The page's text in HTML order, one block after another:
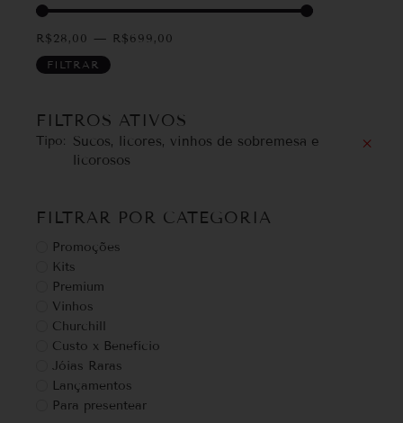
R$28,00 — R$699,00
FILTRAR
FILTROS ATIVOS
Tipo: Sucos, licores, vinhos de sobremesa e
licorosos
×
FILTRAR POR CATEGORIA
Promoções
Kits
Premium
Vinhos
Churchill
Custo x Benefício
Jóias Raras
Lançamentos
Para presentear